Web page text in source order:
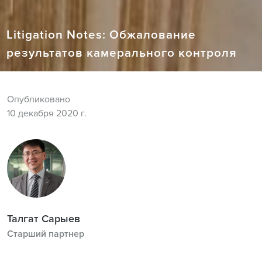
Litigation Notes: Обжалование
результатов камерального контроля
Опубликовано
10 декабря 2020 г.
Талгат Сарыев
Старший партнер